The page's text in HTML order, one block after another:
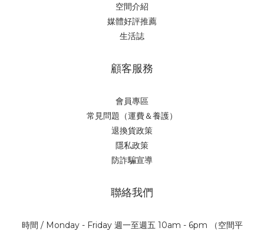
空間介紹
媒體好評推薦
生活誌
顧客服務
會員專區
常見問題（運費＆養護）
退換貨政策
隱私政策
防詐騙宣導
聯絡我們
時間 / Monday - Friday 週一至週五 10am - 6pm （空間平